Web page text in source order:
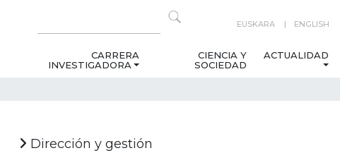
EUSKARA ENGLISH
CARRERA
INVESTIGADORA
CIENCIA Y
SOCIEDAD
ACTUALIDAD
Dirección y gestión